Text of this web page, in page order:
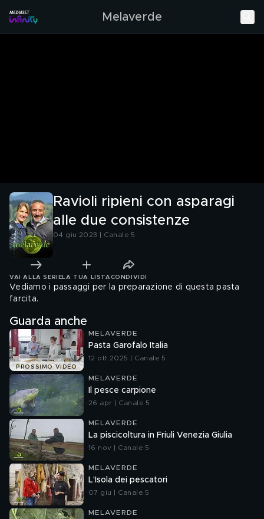
Melaverde
Ravioli ripieni con asparagi
alle due consistenze
04 giu 2023 | Canale 5
VAI ALLA SERIE LA TUA LISTA CONDIVIDI
Vediamo i passaggi per la preparazione di questa pasta
farcita.
Guarda anche
PROSSIMO VIDEO
MELAVERDE
Pasta Garofalo Italia
12 ott 2025 | Canale 5
MELAVERDE
Il pesce carpione
26 apr | Canale 5
MELAVERDE
La piscicoltura in Friuli Venezia Giulia
16 nov | Canale 5
MELAVERDE
L'Isola dei pescatori
07 giu | Canale 5
MELAVERDE